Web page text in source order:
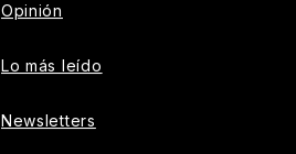
Opinión
Lo más leído
Newsletters